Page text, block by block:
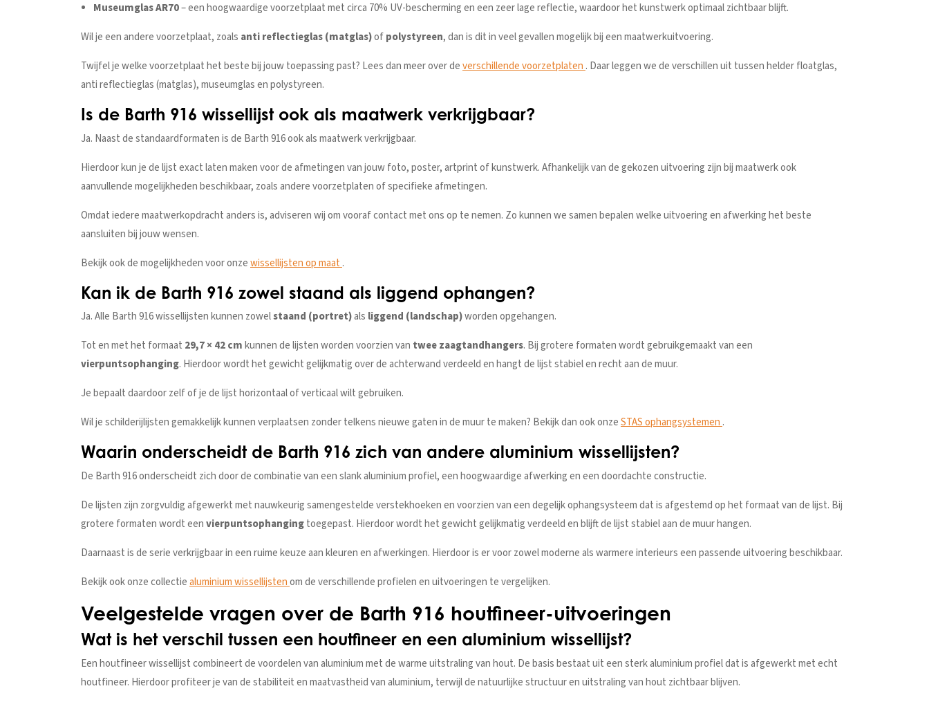
Museumglas AR70– een hoogwaardige voorzetplaat met circa 70% UV-bescherming en een zeer lage reflectie, waardoor het kunstwerk optimaal zichtbaar blijft.
Wil je een andere voorzetplaat, zoals anti reflectieglas (matglas)ofpolystyreen, dan is dit in veel gevallen mogelijk bij een maatwerkuitvoering.
Twijfel je welke voorzetplaat het beste bij jouw toepassing past? Lees dan meer over deverschillende voorzetplaten. Daar leggen we de verschillen uit tussen helder floatglas,
anti reflectieglas (matglas), museumglas en polystyreen.
Is de Barth 916 wissellijst ook als maatwerk verkrijgbaar?
Ja. Naast de standaardformaten is de Barth 916 ook als maatwerk verkrijgbaar.
Hierdoor kun je de lijst exact laten maken voor de afmetingen van jouw foto, poster, artprint of kunstwerk. Afhankelijk van de gekozen uitvoering zijn bij maatwerk ook
aanvullende mogelijkheden beschikbaar, zoals andere voorzetplaten of specifieke afmetingen.
Omdat iedere maatwerkopdracht anders is, adviseren wij om vooraf contact met ons op te nemen. Zo kunnen we samen bepalen welke uitvoering en afwerking het beste
aansluiten bij jouw wensen.
Bekijk ook de mogelijkheden voor onzewissellijsten op maat .
Kan ik de Barth 916 zowel staand als liggend ophangen?
Ja. Alle Barth 916 wissellijsten kunnen zowelstaand (portret)als liggend (landschap)worden opgehangen.
Tot en met het formaat 29,7 × 42 cmkunnen de lijsten worden voorzien van twee zaagtandhangers. Bij grotere formaten wordt gebruikgemaakt van een
vierpuntsophanging. Hierdoor wordt het gewicht gelijkmatig over de achterwand verdeeld en hangt de lijst stabiel en recht aan de muur.
Je bepaalt daardoor zelf of je de lijst horizontaal of verticaal wilt gebruiken.
Wil je schilderijlijsten gemakkelijk kunnen verplaatsen zonder telkens nieuwe gaten in de muur te maken? Bekijk dan ook onzeSTAS ophangsystemen.
Waarin onderscheidt de Barth 916 zich van andere aluminium wissellijsten?
De Barth 916 onderscheidt zich door de combinatie van een slank aluminium profiel, een hoogwaardige afwerking en een doordachte constructie.
De lijsten zijn zorgvuldig afgewerkt met nauwkeurig samengestelde verstekhoeken en voorzien van een degelijk ophangsysteem dat is afgestemd op het formaat van de lijst. Bij
grotere formaten wordt eenvierpuntsophangingtoegepast. Hierdoor wordt het gewicht gelijkmatig verdeeld en blijft de lijst stabiel aan de muur hangen.
Daarnaast is de serie verkrijgbaar in een ruime keuze aan kleuren en afwerkingen. Hierdoor is er voor zowel moderne als warmere interieurs een passende uitvoering beschikbaar.
Bekijk ook onze collectiealuminium wissellijstenom de verschillende profielen en uitvoeringen te vergelijken.
Veelgestelde vragen over de Barth 916 houtfineer-uitvoeringen
Wat is het verschil tussen een houtfineer en een aluminium wissellijst?
Een houtfineer wissellijst combineert de voordelen van aluminium met de warme uitstraling van hout. De basis bestaat uit een sterk aluminium profiel dat is afgewerkt met echt
houtfineer. Hierdoor profiteer je van de stabiliteit en maatvastheid van aluminium, terwijl de natuurlijke structuur en uitstraling van hout zichtbaar blijven.